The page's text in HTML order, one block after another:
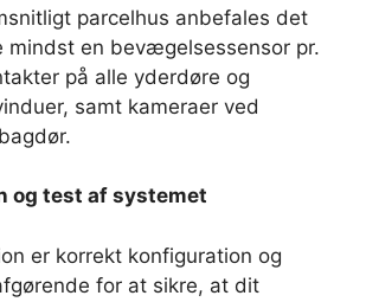
parcelhus anbefales det
mindst en bevægelsessensor pr.
på alle yderdøre og
samt kameraer ved
og test af systemet
er korrekt konfiguration og
for at sikre, at dit